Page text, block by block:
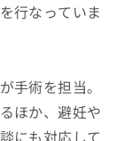
行なっていま
手術を担当。
ほか、避妊や